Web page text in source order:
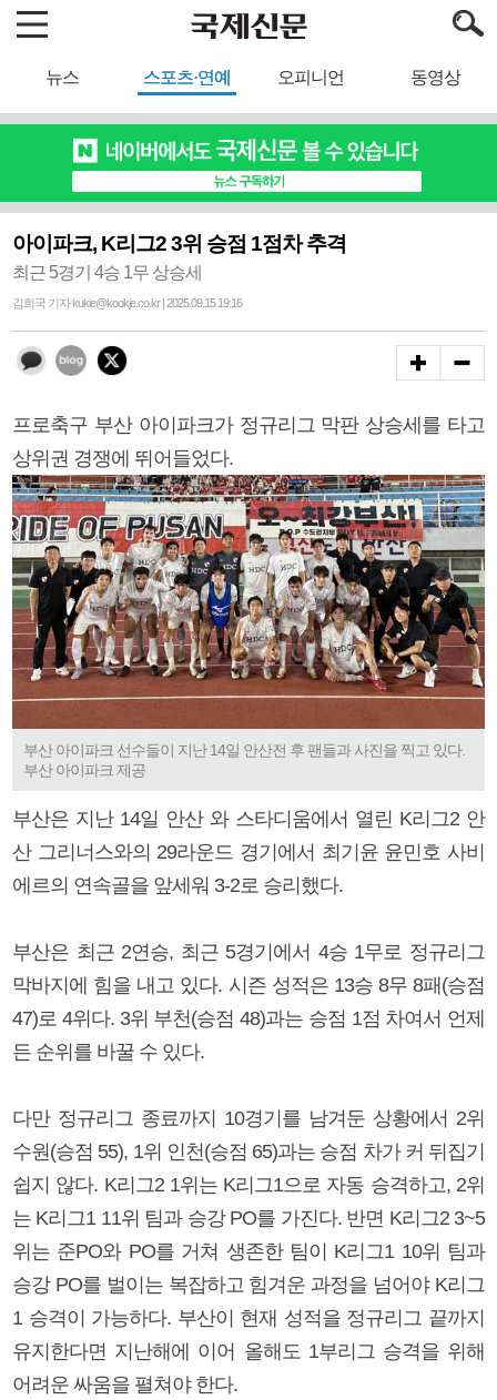
뉴스 스포츠·연예 오피니언 동영상
아이파크, K리그2 3위 승점 1점차 추격
최근 5경기 4승 1무 상승세
김희국 기자 kukie@kookje.co.kr | 2025.09.15 19:16
프로축구 부산 아이파크가 정규리그 막판 상승세를 타고
상위권 경쟁에 뛰어들었다.
부산 아이파크 선수들이 지난 14일 안산전 후 팬들과 사진을 찍고 있다.
부산 아이파크 제공
부산은 지난 14일 안산 와 스타디움에서 열린 K리그2 안
산 그리너스와의 29라운드 경기에서 최기윤 윤민호 사비
에르의 연속골을 앞세워 3-2로 승리했다.
부산은 최근 2연승, 최근 5경기에서 4승 1무로 정규리그
막바지에 힘을 내고 있다. 시즌 성적은 13승 8무 8패(승점
47)로 4위다. 3위 부천(승점 48)과는 승점 1점 차여서 언제
든 순위를 바꿀 수 있다.
다만 정규리그 종료까지 10경기를 남겨둔 상황에서 2위
수원(승점 55), 1위 인천(승점 65)과는 승점 차가 커 뒤집기
쉽지 않다. K리그2 1위는 K리그1으로 자동 승격하고, 2위
는 K리그1 11위 팀과 승강 PO를 가진다. 반면 K리그2 3~5
위는 준PO와 PO를 거쳐 생존한 팀이 K리그1 10위 팀과
승강 PO를 벌이는 복잡하고 힘겨운 과정을 넘어야 K리그
1 승격이 가능하다. 부산이 현재 성적을 정규리그 끝까지
유지한다면 지난해에 이어 올해도 1부리그 승격을 위해
어려운 싸움을 펼쳐야 한다.